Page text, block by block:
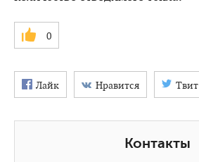
0
Лайк Нравится Твит
Контакты